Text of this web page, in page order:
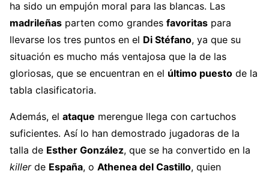
ha sido un empujón moral para las blancas. Las
madrileñas parten como grandes favoritas para
llevarse los tres puntos en el Di Stéfano, ya que su
situación es mucho más ventajosa que la de las
gloriosas, que se encuentran en el último puesto de la
tabla clasificatoria.
Además, el ataque merengue llega con cartuchos
suficientes. Así lo han demostrado jugadoras de la
talla de Esther González, que se ha convertido en la
killerde España, o Athenea del Castillo, quien